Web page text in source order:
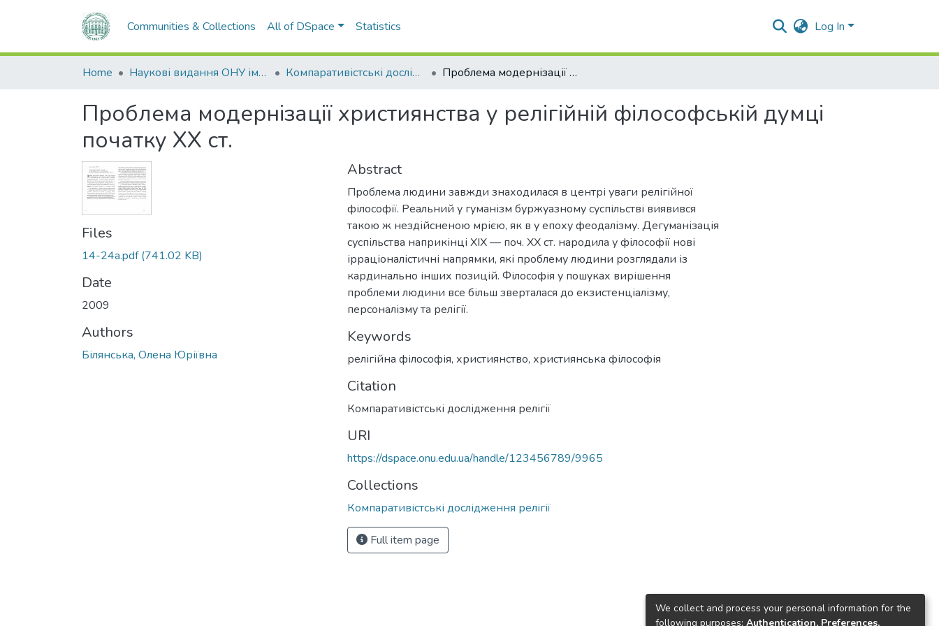
Communities & Collections All of DSpace Statistics Log In
Home Наукові видання ОНУ імені І. І. Мечникова Компаративістські дослідження релігії Проблема модернізації християнства у релігійній філософській думці початку ХХ ст.
Проблема модернізації християнства у релігійній філософській думці
початку ХХ ст.
Files
14-24а.pdf(741.02 KB)
Date
2009
Authors
Білянська, Олена Юріївна
Abstract
Проблема людини завжди знаходилася в центрі уваги релігійної
філософії. Реальний у гуманізм буржуазному суспільстві виявився
такою ж нездійсненою мрією, як в у епоху феодалізму. Дегуманізація
суспільства наприкінці XIX — поч. XX ст. народила у філософії нові
ірраціоналістичні напрямки, які проблему людини розглядали із
кардинально інших позицій. Філософія у пошуках вирішення
проблеми людини все більш зверталася до екзистенціалізму,
персоналізму та релігії.
Keywords
релігійна філософія, християнство, християнська філософія
Citation
Компаративістські дослідження релігії
URI
https://dspace.onu.edu.ua/handle/123456789/9965
Collections
Компаративістські дослідження релігії
Full item page
We collect and process your personal information for the
following purposes: Authentication, Preferences,